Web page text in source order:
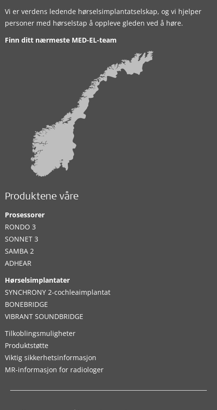
Vi er verdens ledende hørselsimplantatselskap, og vi hjelper
personer med hørselstap å oppleve gleden ved å høre.
Finn ditt nærmeste MED-EL-team
Produktene våre
Prosessorer
RONDO 3
SONNET 3
SAMBA 2
ADHEAR
Hørselsimplantater
SYNCHRONY 2-cochleaimplantat
BONEBRIDGE
VIBRANT SOUNDBRIDGE
Tilkoblingsmuligheter
Produktstøtte
Viktig sikkerhetsinformasjon
MR-informasjon for radiologer